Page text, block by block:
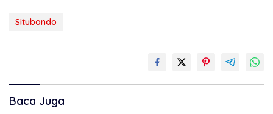
Situbondo
Baca Juga